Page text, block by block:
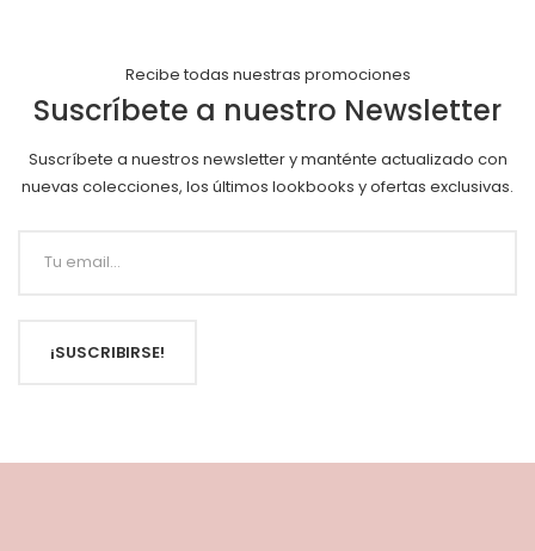
Recibe todas nuestras promociones
Suscríbete a nuestro Newsletter
Suscríbete a nuestros newsletter y manténte actualizado con
nuevas colecciones, los últimos lookbooks y ofertas exclusivas.
¡SUSCRIBIRSE!